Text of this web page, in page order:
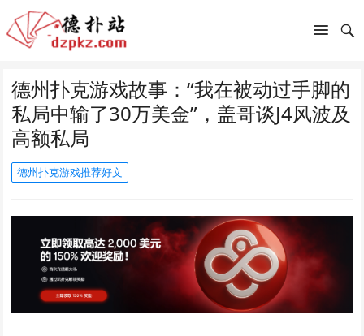
德州扑克游戏故事：“我在被动过手脚的
私局中输了30万美金”，盖哥谈J4风波及
高额私局
德州扑克游戏推荐好文